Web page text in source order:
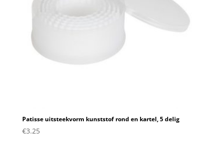
Patisse uitsteekvorm kunststof rond en kartel, 5 delig
€3.25